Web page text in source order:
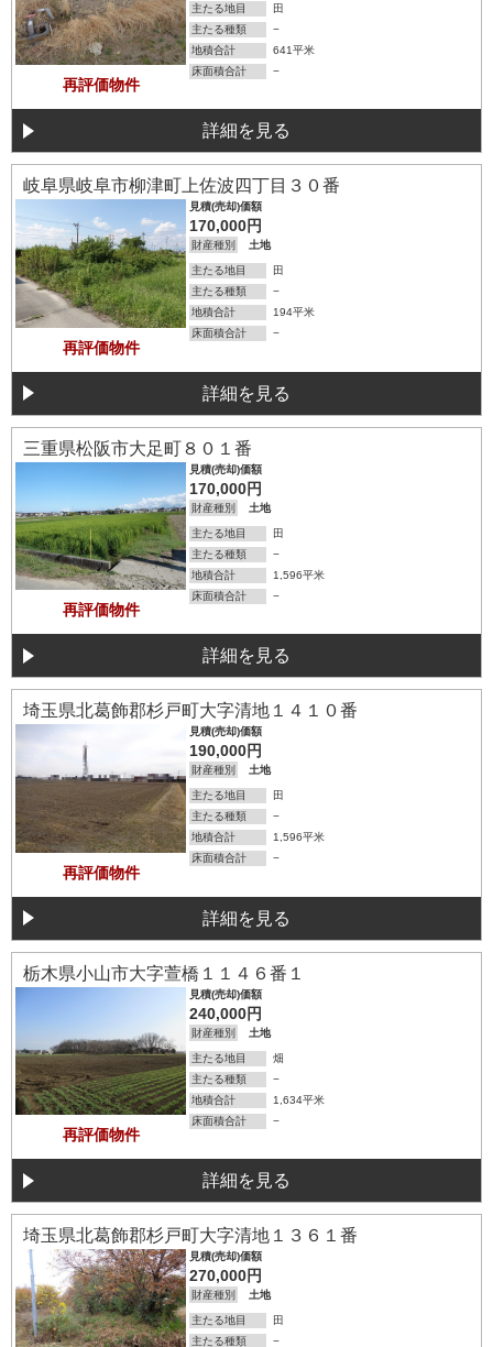
再評価物件
主たる地目
田
主たる種類
−
地積合計
641平米
床面積合計
−
詳細を見る
岐阜県岐阜市柳津町上佐波四丁目３０番
再評価物件
見積(売却)価額
170,000円
財産種別 土地
主たる地目
田
主たる種類
−
地積合計
194平米
床面積合計
−
詳細を見る
三重県松阪市大足町８０１番
再評価物件
見積(売却)価額
170,000円
財産種別 土地
主たる地目
田
主たる種類
−
地積合計
1,596平米
床面積合計
−
詳細を見る
埼玉県北葛飾郡杉戸町大字清地１４１０番
再評価物件
見積(売却)価額
190,000円
財産種別 土地
主たる地目
田
主たる種類
−
地積合計
1,596平米
床面積合計
−
詳細を見る
栃木県小山市大字萱橋１１４６番１
再評価物件
見積(売却)価額
240,000円
財産種別 土地
主たる地目
畑
主たる種類
−
地積合計
1,634平米
床面積合計
−
詳細を見る
埼玉県北葛飾郡杉戸町大字清地１３６１番
見積(売却)価額
270,000円
財産種別 土地
主たる地目
田
主たる種類
−